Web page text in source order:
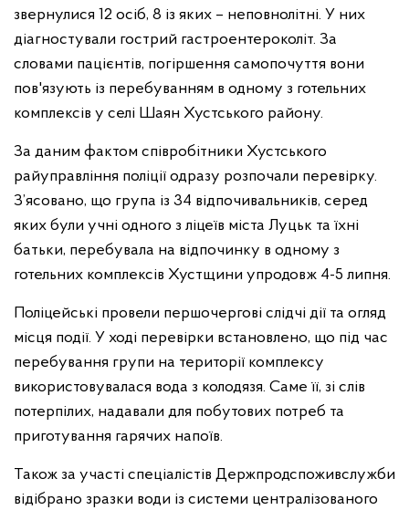
звернулися 12 осіб, 8 із яких – неповнолітні. У них
діагностували гострий гастроентероколіт. За
словами пацієнтів, погіршення самопочуття вони
пов'язують із перебуванням в одному з готельних
комплексів у селі Шаян Хустського району.
За даним фактом співробітники Хустського
райуправління поліції одразу розпочали перевірку.
З’ясовано, що група із 34 відпочивальників, серед
яких були учні одного з ліцеїв міста Луцьк та їхні
батьки, перебувала на відпочинку в одному з
готельних комплексів Хустщини упродовж 4-5 липня.
Поліцейські провели першочергові слідчі дії та огляд
місця події. У ході перевірки встановлено, що під час
перебування групи на території комплексу
використовувалася вода з колодязя. Саме її, зі слів
потерпілих, надавали для побутових потреб та
приготування гарячих напоїв.
Також за участі спеціалістів Держпродспоживслужби
відібрано зразки води із системи централізованого